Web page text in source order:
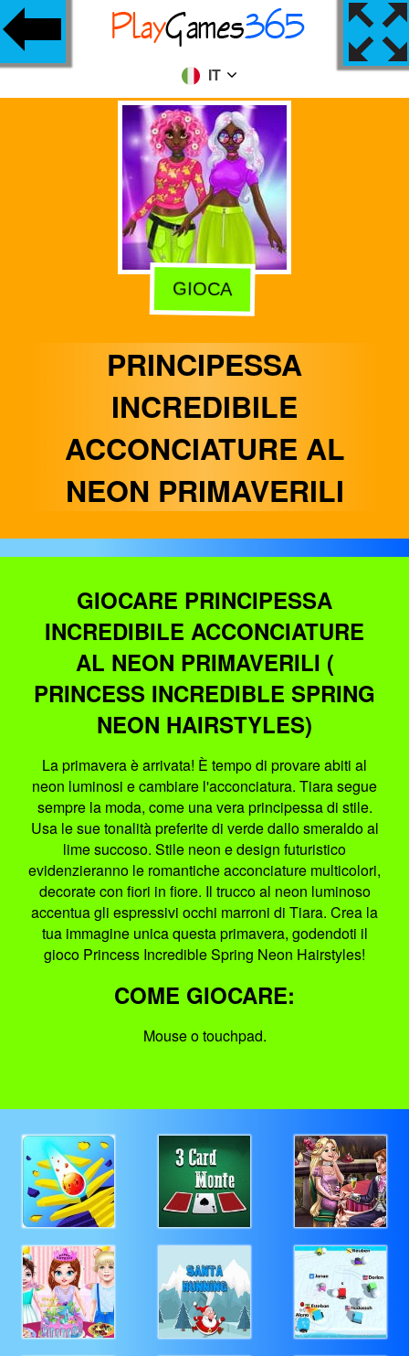
IT
GIOCA
PRINCIPESSA
INCREDIBILE
ACCONCIATURE AL
NEON PRIMAVERILI
GIOCARE PRINCIPESSA
INCREDIBILE ACCONCIATURE
AL NEON PRIMAVERILI (
PRINCESS INCREDIBLE SPRING
NEON HAIRSTYLES)
La primavera è arrivata! È tempo di provare abiti al
neon luminosi e cambiare l'acconciatura. Tiara segue
sempre la moda, come una vera principessa di stile.
Usa le sue tonalità preferite di verde dallo smeraldo al
lime succoso. Stile neon e design futuristico
evidenzieranno le romantiche acconciature multicolori,
decorate con fiori in fiore. Il trucco al neon luminoso
accentua gli espressivi occhi marroni di Tiara. Crea la
tua immagine unica questa primavera, godendoti il
gioco Princess Incredible Spring Neon Hairstyles!
COME GIOCARE:
Mouse o touchpad.